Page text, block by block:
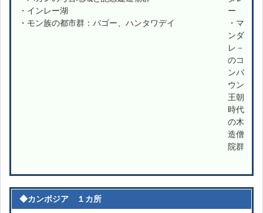
・インレー湖
・モン族の都市群：バゴー、ハンタワデイ
ー
・マ
ンダ
レ－
のコ
ンバ
ウン
王朝
時代
の木
造僧
院群
◆カンボジア １カ所